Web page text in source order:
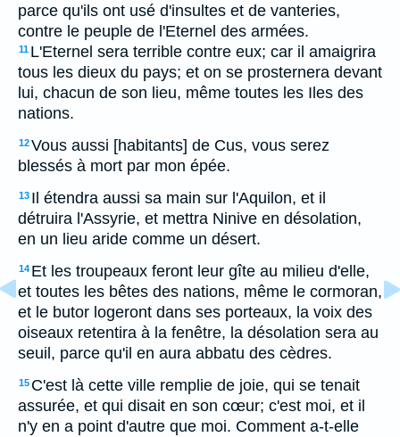
parce qu'ils ont usé d'insultes et de vanteries,
contre le peuple de l'Eternel des armées.
11 L'Eternel sera terrible contre eux; car il amaigrira
tous les dieux du pays; et on se prosternera devant
lui, chacun de son lieu, même toutes les Iles des
nations.
12Vous aussi [habitants] de Cus, vous serez
blessés à mort par mon épée.
13 Il étendra aussi sa main sur l'Aquilon, et il
détruira l'Assyrie, et mettra Ninive en désolation,
en un lieu aride comme un désert.
14 Et les troupeaux feront leur gîte au milieu d'elle,
et toutes les bêtes des nations, même le cormoran,
et le butor logeront dans ses porteaux, la voix des
oiseaux retentira à la fenêtre, la désolation sera au
seuil, parce qu'il en aura abbatu des cèdres.
15 C'est là cette ville remplie de joie, qui se tenait
assurée, et qui disait en son cœur; c'est moi, et il
n'y en a point d'autre que moi. Comment a-t-elle